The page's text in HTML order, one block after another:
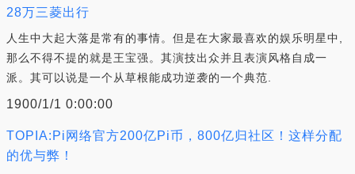
28万三菱出行
人生中大起大落是常有的事情。但是在大家最喜欢的娱乐明星中,
那么不得不提的就是王宝强。其演技出众并且表演风格自成一
派。其可以说是一个从草根能成功逆袭的一个典范.
1900/1/1 0:00:00
TOPIA:Pi网络官方200亿Pi币，800亿归社区！这样分配
的优与弊！